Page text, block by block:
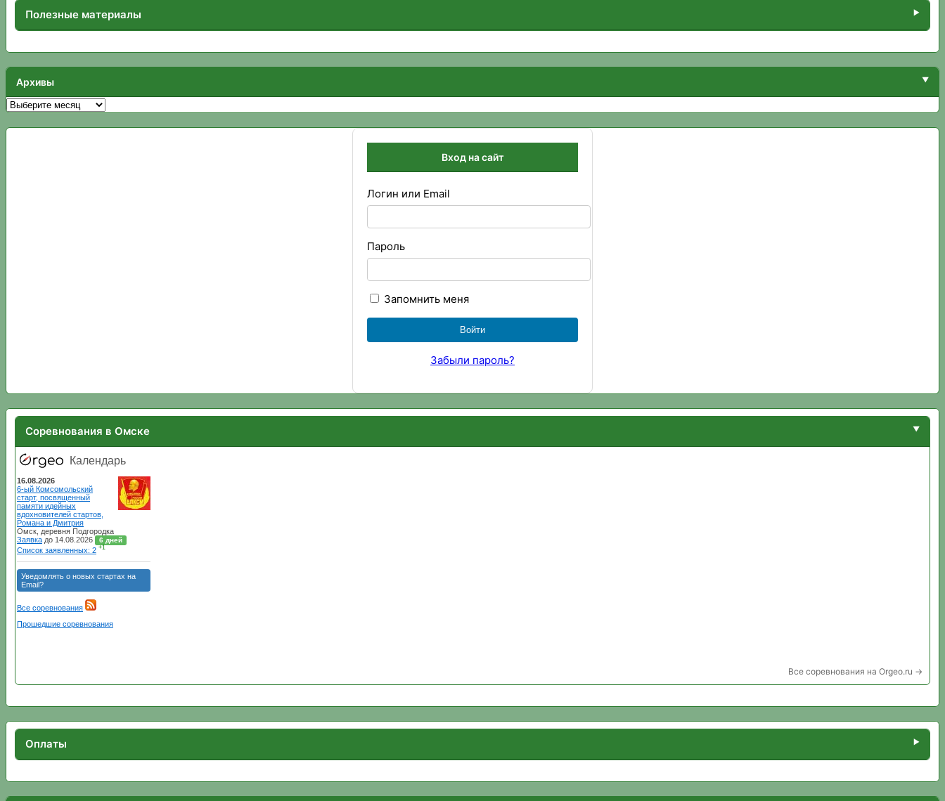
Полезные материалы
Архивы
Архивы
Вход на сайт
Логин или Email
Пароль
Запомнить меня
Забыли пароль?
Соревнования в Омске
Все соревнования на Orgeo.ru →
Оплаты